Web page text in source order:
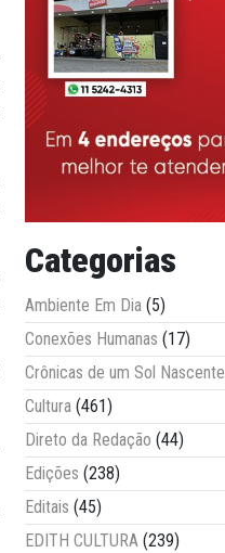
Categorias
Ambiente Em Dia (5)
Conexões Humanas (17)
Crônicas de um Sol Nascente
Cultura (461)
Direto da Redação (44)
Edições (238)
Editais (45)
EDITH CULTURA (239)